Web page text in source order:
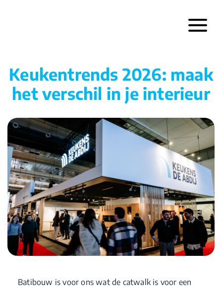
Keukentrends 2026: maak
het verschil in je interieur
Batibouw is voor ons wat de catwalk is voor een